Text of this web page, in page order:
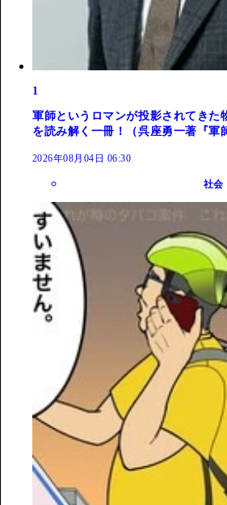
1
軍師というロマンが投影されてきた
を読み解く一冊！（呉座勇一著『軍
2026年08月04日 06:30
社会